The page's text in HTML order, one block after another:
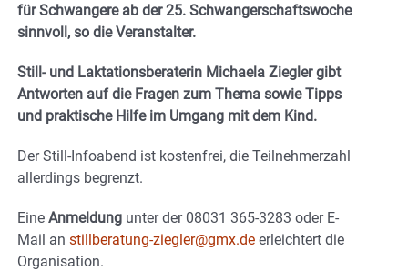
für Schwangere ab der 25. Schwangerschaftswoche
sinnvoll, so die Veranstalter.
Still- und Laktationsberaterin Michaela Ziegler gibt
Antworten auf die Fragen zum Thema sowie Tipps
und praktische Hilfe im Umgang mit dem Kind.
Der Still-Infoabend ist kostenfrei, die Teilnehmerzahl
allerdings begrenzt.
Eine Anmeldung unter der 08031 365-3283 oder E-
Mail an stillberatung-ziegler@gmx.de erleichtert die
Organisation.